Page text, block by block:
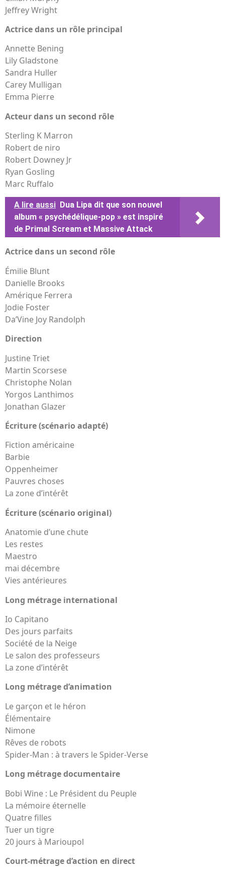
Jeffrey Wright
Actrice dans un rôle principal
Annette Bening
Lily Gladstone
Sandra Huller
Carey Mulligan
Emma Pierre
Acteur dans un second rôle
Sterling K Marron
Robert de niro
Robert Downey Jr
Ryan Gosling
Marc Ruffalo
A lire aussi Dua Lipa dit que son nouvel
album « psychédélique-pop » est inspiré
de Primal Scream et Massive Attack
Actrice dans un second rôle
Émilie Blunt
Danielle Brooks
Amérique Ferrera
Jodie Foster
Da’Vine Joy Randolph
Direction
Justine Triet
Martin Scorsese
Christophe Nolan
Yorgos Lanthimos
Jonathan Glazer
Écriture (scénario adapté)
Fiction américaine
Barbie
Oppenheimer
Pauvres choses
La zone d’intérêt
Écriture (scénario original)
Anatomie d’une chute
Les restes
Maestro
mai décembre
Vies antérieures
Long métrage international
Io Capitano
Des jours parfaits
Société de la Neige
Le salon des professeurs
La zone d’intérêt
Long métrage d’animation
Le garçon et le héron
Élémentaire
Nimone
Rêves de robots
Spider-Man : à travers le Spider-Verse
Long métrage documentaire
Bobi Wine : Le Président du Peuple
La mémoire éternelle
Quatre filles
Tuer un tigre
20 jours à Marioupol
Court-métrage d’action en direct